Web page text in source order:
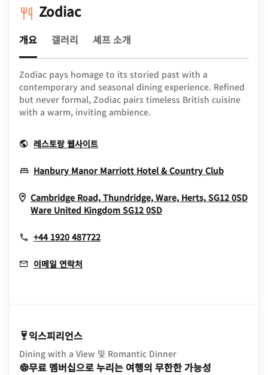
Zodiac
개요 갤러리 셰프 소개
Zodiac pays homage to its storied past with a
contemporary and seasonal dining experience. Refined
but never formal, Zodiac pairs timeless British cuisine
with a warm, inviting ambience.
레스토랑 웹사이트Opens In New Window
Hanbury Manor Marriott Hotel & Country ClubOpens In
Cambridge Road, Thundridge, Ware, Herts, SG12 0SD
Ware United Kingdom SG12 0SDOpens In New Window
+44 1920 487722
이메일 연락처
익스피리언스
Dining with a View 및 Romantic Dinner
무료 멤버십으로 누리는 여행의 무한한 가능성